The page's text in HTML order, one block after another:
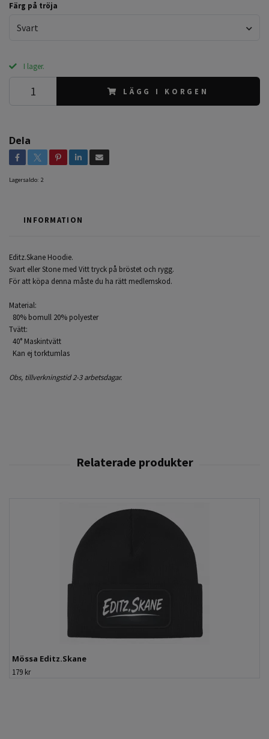
Färg på tröja
Svart
I lager.
LÄGG I KORGEN
Dela
Lagersaldo: 2
INFORMATION
Editz.Skane Hoodie.
Svart eller Stone med Vitt tryck på bröstet och rygg.
För att köpa denna måste du ha rätt medlemskod.
Material:
80% bomull 20% polyester
Tvätt:
40° Maskintvätt
Kan ej torktumlas
Obs, tillverkningstid 2-3 arbetsdagar.
Mössa Editz.Skane
179 kr